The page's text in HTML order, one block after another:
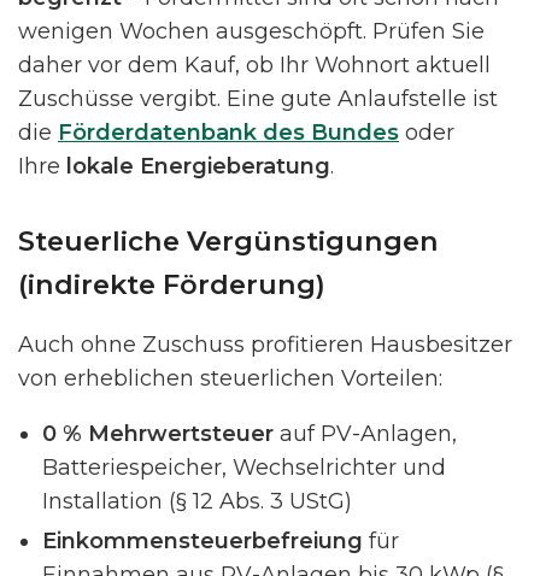
wenigen Wochen ausgeschöpft. Prüfen Sie
daher vor dem Kauf, ob Ihr Wohnort aktuell
Zuschüsse vergibt. Eine gute Anlaufstelle ist
die Förderdatenbank des Bundes oder
Ihre lokale Energieberatung.
Steuerliche Vergünstigungen
(indirekte Förderung)
Auch ohne Zuschuss profitieren Hausbesitzer
von erheblichen steuerlichen Vorteilen:
0 % Mehrwertsteuer auf PV-Anlagen,
Batteriespeicher, Wechselrichter und
Installation (§ 12 Abs. 3 UStG)
Einkommensteuerbefreiung für